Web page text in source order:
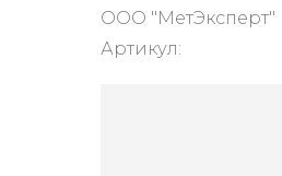
ООО "МетЭксперт"
Артикул: